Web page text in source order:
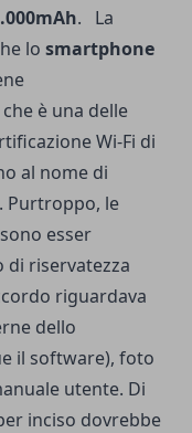
. La
lo smartphone
che è una delle
Wi-Fi di
al nome di
Purtroppo, le
esser
di riservatezza
riguardava
dello
il software), foto
utente. Di
inciso dovrebbe